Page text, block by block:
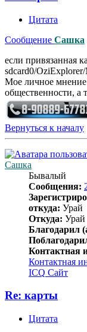
Цитата
Сообщение Сашка
если привязанная
sdcard0/
Мое личное мнение
общественности, а
Вернуться к началу
Сашка
Бывалый
Сообщения:
откуда: Урай
Откуда: Урай
Благодарил
Контактная
Контактная
ICQ Сайт
Re: карты
Цитата